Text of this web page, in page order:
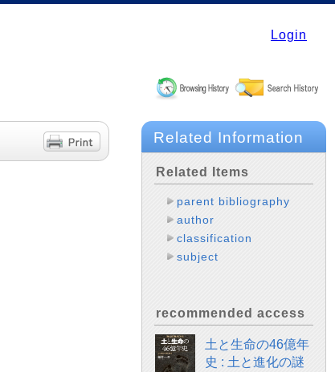
Login
Related Information
Related Items
parent bibliography
author
classification
subject
recommended access
土と生命の46億年
史 : 土と進化の謎